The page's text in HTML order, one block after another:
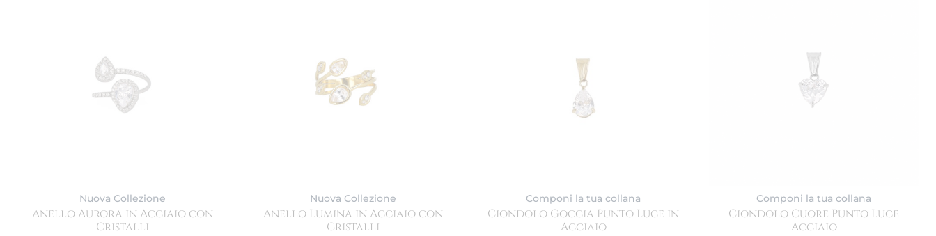
Nuova Collezione
Anello Aurora in Acciaio con
Cristalli
Nuova Collezione
Anello Lumina in Acciaio con
Cristalli
Componi la tua collana
Ciondolo Goccia Punto Luce in
Acciaio
Componi la tua collana
Ciondolo Cuore Punto Luce
Acciaio